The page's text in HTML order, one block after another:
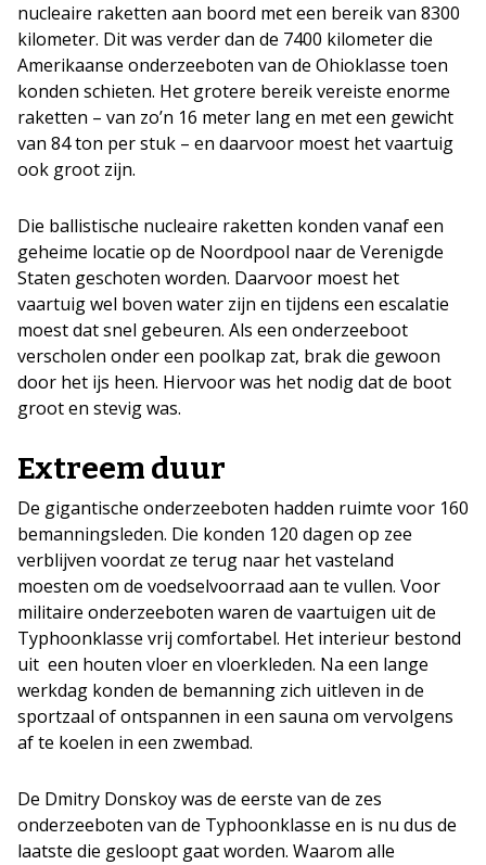
nucleaire raketten aan boord met een bereik van 8300
kilometer. Dit was verder dan de 7400 kilometer die
Amerikaanse onderzeeboten van de Ohioklasse toen
konden schieten. Het grotere bereik vereiste enorme
raketten – van zo’n 16 meter lang en met een gewicht
van 84 ton per stuk – en daarvoor moest het vaartuig
ook groot zijn.
Die ballistische nucleaire raketten konden vanaf een
geheime locatie op de Noordpool naar de Verenigde
Staten geschoten worden. Daarvoor moest het
vaartuig wel boven water zijn en tijdens een escalatie
moest dat snel gebeuren. Als een onderzeeboot
verscholen onder een poolkap zat, brak die gewoon
door het ijs heen. Hiervoor was het nodig dat de boot
groot en stevig was.
Extreem duur
De gigantische onderzeeboten hadden ruimte voor 160
bemanningsleden. Die konden 120 dagen op zee
verblijven voordat ze terug naar het vasteland
moesten om de voedselvoorraad aan te vullen. Voor
militaire onderzeeboten waren de vaartuigen uit de
Typhoonklasse vrij comfortabel. Het interieur bestond
uit een houten vloer en vloerkleden. Na een lange
werkdag konden de bemanning zich uitleven in de
sportzaal of ontspannen in een sauna om vervolgens
af te koelen in een zwembad.
De Dmitry Donskoy was de eerste van de zes
onderzeeboten van de Typhoonklasse en is nu dus de
laatste die gesloopt gaat worden. Waarom alle